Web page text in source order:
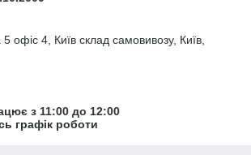
офіс 4, Київ склад самовивозу, Київ,
з 11:00 до 12:00
графік роботи